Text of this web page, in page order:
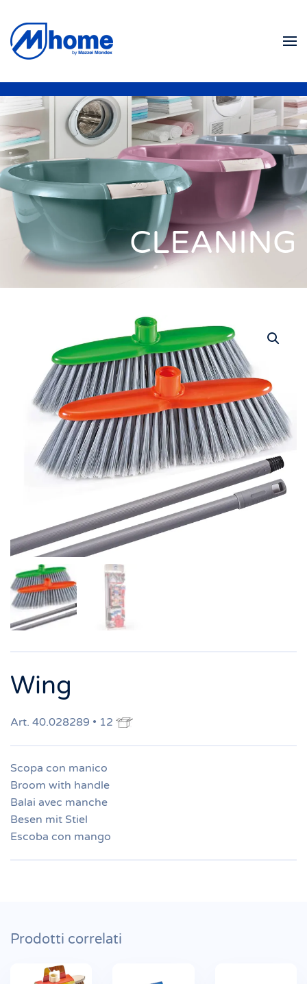
Skip to main content
CLEANING
Wing
Art. 40.028289 • 12
Scopa con manico
Broom with handle
Balai avec manche
Besen mit Stiel
Escoba con mango
Prodotti correlati